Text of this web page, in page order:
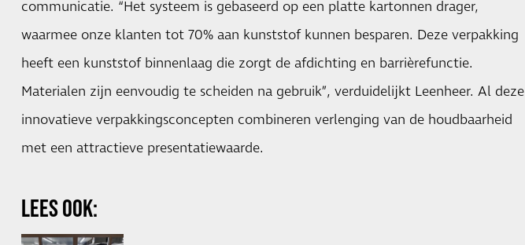
communicatie. “Het systeem is gebaseerd op een platte kartonnen drager,
waarmee onze klanten tot 70% aan kunststof kunnen besparen. Deze verpakking
heeft een kunststof binnenlaag die zorgt de afdichting en barrièrefunctie.
Materialen zijn eenvoudig te scheiden na gebruik”, verduidelijkt Leenheer. Al deze
innovatieve verpakkingsconcepten combineren verlenging van de houdbaarheid
met een attractieve presentatiewaarde.
LEES OOK: